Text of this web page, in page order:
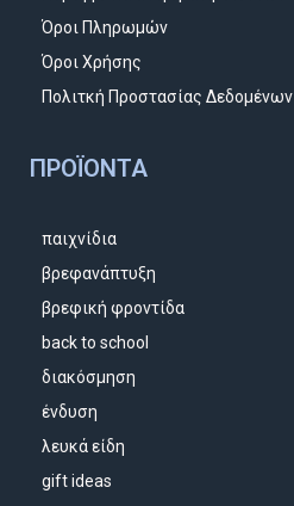
Όροι Πληρωμών
Όροι Χρήσης
Πολιτκή Προστασίας Δεδομένων
ΠΡΟΪΌΝΤΑ
παιχνίδια
βρεφανάπτυξη
βρεφική φροντίδα
back to school
διακόσμηση
ένδυση
λευκά είδη
gift ideas